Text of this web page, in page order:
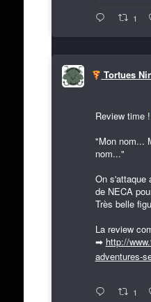
1
Tortues
Review time !
"Mon nom...
nom..."
On s'attaque
de NECA
Très belle
La review
➡ http://
adventures-
1